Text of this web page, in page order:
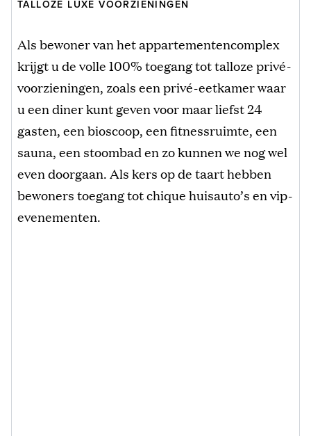
TALLOZE LUXE VOORZIENINGEN
Als bewoner van het appartementencomplex
krijgt u de volle 100% toegang tot talloze privé-
voorzieningen, zoals een privé-eetkamer waar
u een diner kunt geven voor maar liefst 24
gasten, een bioscoop, een fitnessruimte, een
sauna, een stoombad en zo kunnen we nog wel
even doorgaan. Als kers op de taart hebben
bewoners toegang tot chique huisauto’s en vip-
evenementen.